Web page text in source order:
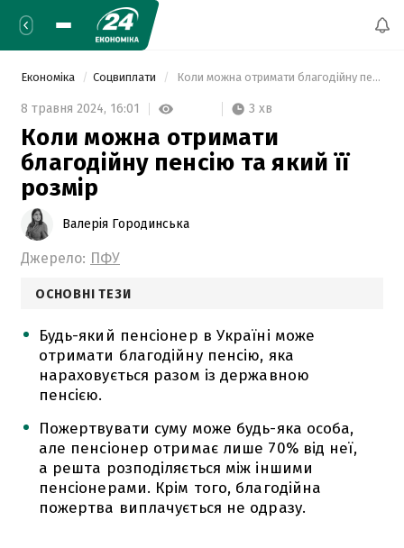
Економіка Соцвиплати Коли можна отримати благодійну пенсію та який її розмір
8 травня 2024, 16:01 3 хв
Коли можна отримати
благодійну пенсію та який її
розмір
Валерія Городинська
Джерело: ПФУ
ОСНОВНІ ТЕЗИ
Будь-який пенсіонер в Україні може
отримати благодійну пенсію, яка
нараховується разом із державною
пенсією.
Пожертвувати суму може будь-яка особа,
але пенсіонер отримає лише 70% від неї,
а решта розподіляється між іншими
пенсіонерами. Крім того, благодійна
пожертва виплачується не одразу.